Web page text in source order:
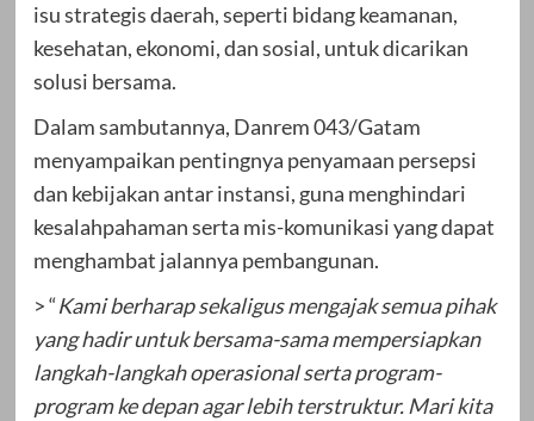
isu strategis daerah, seperti bidang keamanan,
kesehatan, ekonomi, dan sosial, untuk dicarikan
solusi bersama.
Dalam sambutannya, Danrem 043/Gatam
menyampaikan pentingnya penyamaan persepsi
dan kebijakan antar instansi, guna menghindari
kesalahpahaman serta mis-komunikasi yang dapat
menghambat jalannya pembangunan.
> “Kami berharap sekaligus mengajak semua pihak
yang hadir untuk bersama-sama mempersiapkan
langkah-langkah operasional serta program-
program ke depan agar lebih terstruktur. Mari kita